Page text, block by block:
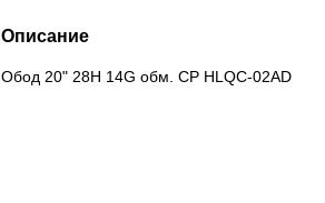
Описание
Обод 20" 28H 14G обм. CP HLQC-02AD